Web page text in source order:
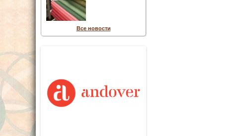
Все новости